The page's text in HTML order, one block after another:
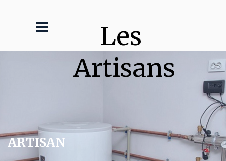
Les
Artisans
ARTISAN